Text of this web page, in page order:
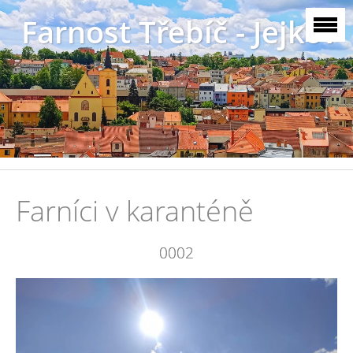
Farnost Třebíč - Jejkov
Farníci v karanténě
0002